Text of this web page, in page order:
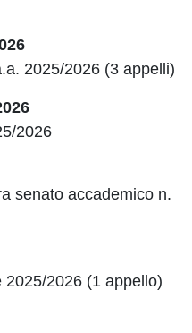
2025/2026 (3 appelli)
2026
senato accademico n.
2026 (1 appello)